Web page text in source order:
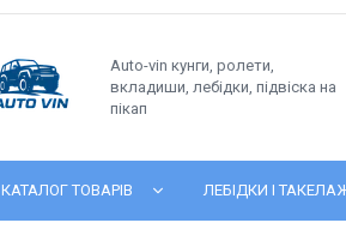
Auto-vin кунги, ролети,
вкладиши, лебідки, підвіска на
пікап
КАТАЛОГ ТОВАРІВ ЛЕБІДКИ І